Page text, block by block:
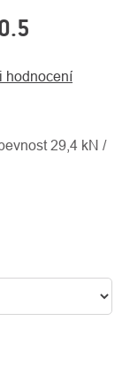
hodnocení
29,4 kN /